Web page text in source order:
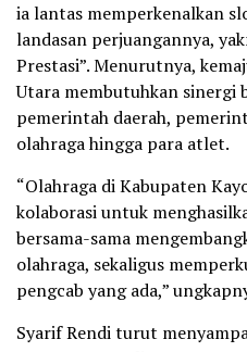
ia lantas memperkenalkan
landasan perjuangannya,
Prestasi”. Menurutnya,
Utara membutuhkan sinergi
pemerintah daerah,
olahraga hingga para atlet.
“Olahraga di Kabupaten
kolaborasi untuk
bersama-sama
olahraga, sekaligus
pengcab yang ada,”
Syarif Rendi turut